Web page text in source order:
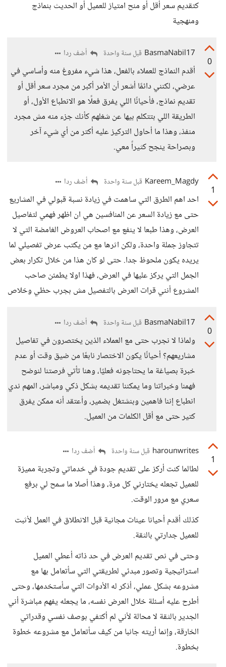
كتقديم سعر أقل أو منح امتياز للعميل أو الحديث بنماذج
ومنهجية
0
BasmaNabil17 قبل سنة واحدة أضف ردا
أقدم النماذج للعملاء بالفعل، هذا شيء مفروغ منه وأساسي في
عرضي، لكنني دائمًا أشعر أن الأمر أكبر من مجرد سعر أقل أو
تقديم نماذج، فأحيانًا اللي يفرق فعلًا هو الانطباع الأول، أو
الطريقة اللي بتتكلم بيها عن شغلهم كأنك جزء منه مش مجرد
منفذ، وهذا ما أحاول التركيز عليه أكتر من أي شيء آخر
وبصراحة ينجح كثيراً معي.
1
Kareem_Magdy قبل سنة واحدة أضف ردا
احد اهم الطرق التي ساهمت في زيادة نسبة قبولي في المشاريع
حتى مع زيادة السعر عن المنافسين هي ان اظهر فهمي لتفاصيل
العرض، وهذا طبعا لا ينفع مع اصحاب العروض الغامضة التي لا
تتجاوز جملة واحدة، ولكن اثرها مع من يكتب عرض تفصيلي لما
يريده يكون ملحوظ جدا. حتى لو كان هذا من خلال تكرار بعض
الجمل التي يركز عليها في العرض، فهذا اولا يطمئن صاحب
المشروع أنني قرات العرض بالتفصيل مش بجرب حظي وخلاص
0
BasmaNabil17 قبل سنة واحدة أضف ردا
ولماذا لا نجرب حتى مع العملاء الذين يختصرون في تفاصيل
مشاريعهم؟ أحيانًا يكون الاختصار نابعًا من ضيق وقت أو عدم
خبرة بصياغة ما يحتاجونه فعليًا، وهنا تأتي فرصتنا لنوضح
فهمنا وخبراتنا وما يمكننا تقديمه بشكل ذكي ومباشر، المهم ندي
انطباع إننا فاهمين وبنشتغل بضمير، وأعتقد أنه ممكن يفرق
كتير حتى مع أقل الكلمات من العميل.
1
harounwrites قبل سنة واحدة أضف ردا
لطالما كنت أركز على تقديم جودة في خدماتي وتجربة مميزة
للعميل تجعله يختارني كل مرة، وهذا أصلا ما سمح لي برفع
سعري مع مرور الوقت.
كذلك أقدم أحيانا عينات مجانية قبل الانطلاق في العمل لأثبت
للعميل جدارتي بالثقة.
وحتى في نص تقديم العرض في حد ذاته أعطي العميل
استراتيجية وتصور مبدئي لطريقتي التي سأتعامل بها مع
مشروعه بشكل عملي، أذكر له الأدوات التي سأستخدمها، وحتى
أطرح عليه أسئلة خلال العرض نفسه، ما يجعله يفهم مباشرة أني
الجدير بالثقة لا محالة لأني لم أكتفي بوصف نفسي وقدراتي
الخارقة، وإنما أريته جانبا من كيف سأتعامل مع مشروعه خطوة
بخطوة.